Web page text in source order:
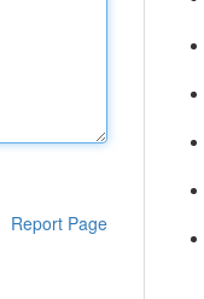
Report Page